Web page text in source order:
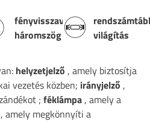
fényvisszaverő
háromszög
világítás
helyzetjelző , amely biztosítja
vezetés közben; irányjelző ,
; féklámpa, amely a
, amely megkönnyíti a